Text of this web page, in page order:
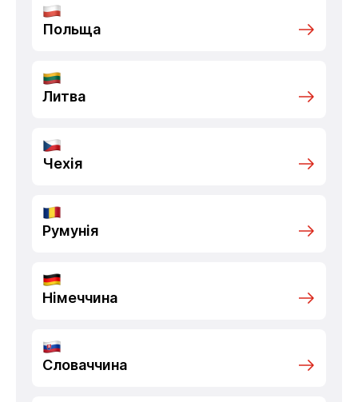
Польща
Литва
Чехія
Румунія
Німеччина
Словаччина